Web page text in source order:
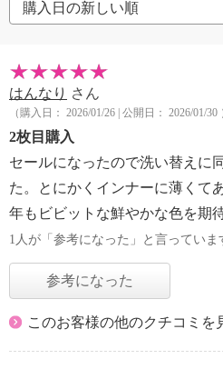
はんなり さん
（購入日： 2026/01/26 | 公開日： 2026/01/30
2枚目購入
セールになったので洗い替えに
た。とにかくインナーに薄くて
年もビビットな鮮やかな色を期
1人が「参考になった」と言っていま
参考になった
このお客様の他のクチコミを